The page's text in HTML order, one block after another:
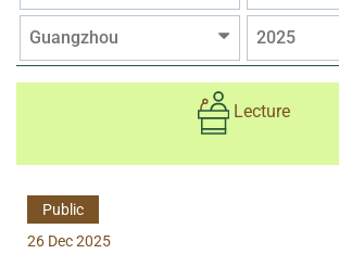
Guangzhou 2025
Lecture
Public
26 Dec 2025